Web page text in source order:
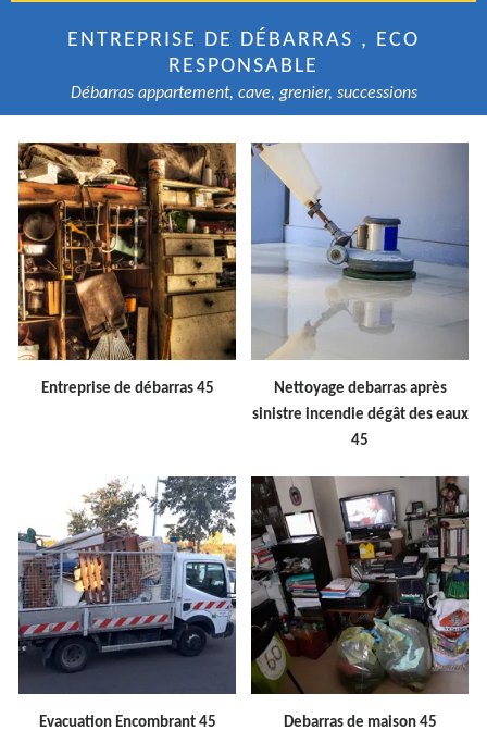
ENTREPRISE DE DÉBARRAS , ECO
RESPONSABLE
Débarras appartement, cave, grenier, successions
Entreprise de débarras 45
Nettoyage debarras après
sinistre incendie dégât des eaux
45
Evacuation Encombrant 45 Debarras de maison 45